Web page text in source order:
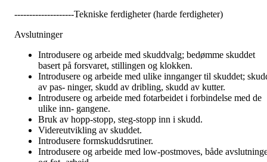
--------------------Tekniske ferdigheter (harde ferdigheter)
Avslutninger
Introdusere og arbeide med skuddvalg; bedømme skuddet
basert på forsvaret, stillingen og klokken.
Introdusere og arbeide med ulike innganger til skuddet;
av pas- ninger, skudd av dribling, skudd av kutter.
Introdusere og arbeide med fotarbeidet i forbindelse med de
ulike inn- gangene.
Bruk av hopp-stopp, steg-stopp inn i skudd.
Videreutvikling av skuddet.
Introdusere formskuddsrutiner.
Introdusere og arbeide med low-postmoves, både